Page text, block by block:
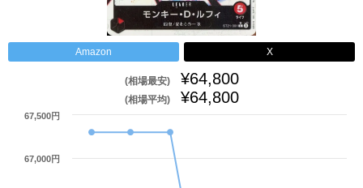
Amazon X
(相場最安) ¥64,800
(相場平均) ¥64,800
67,000円
67,500円